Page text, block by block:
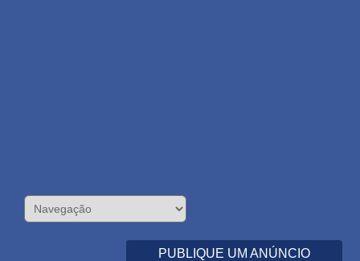
PUBLIQUE UM ANÚNCIO